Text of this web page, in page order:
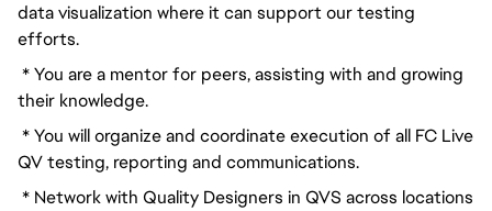
data visualization where it can support our testing
efforts.
* You are a mentor for peers, assisting with and growing
their knowledge.
* You will organize and coordinate execution of all FC Live
QV testing, reporting and communications.
* Network with Quality Designers in QVS across locations